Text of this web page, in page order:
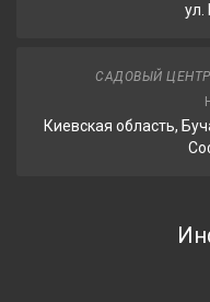
ул.
САДОВЫЙ ЦЕНТР
Киевская область,